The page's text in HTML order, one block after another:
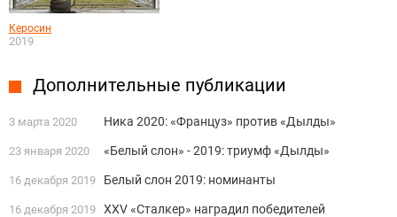
Керосин
2019
Дополнительные публикации
3 марта 2020 Ника 2020: «Француз» против «Дылды»
23 января 2020 «Белый слон» - 2019: триумф «Дылды»
16 декабря 2019 Белый слон 2019: номинанты
16 декабря 2019 XXV «Сталкер» наградил победителей